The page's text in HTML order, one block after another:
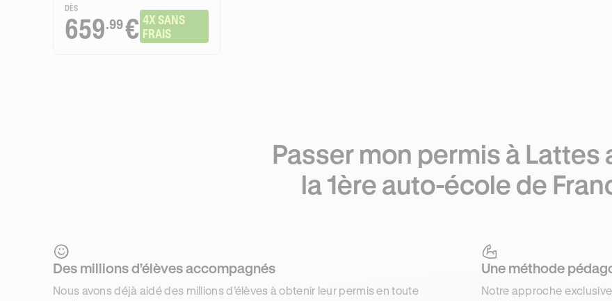
DÈS
659.99€ 4X SANS
FRAIS
Passer mon permis à Lattes
la 1ère auto-école de
Des millions d’élèves accompagnés
Nous avons déjà aidé des millions d’élèves à obtenir leur permis en toute
Une méthode
Notre approche